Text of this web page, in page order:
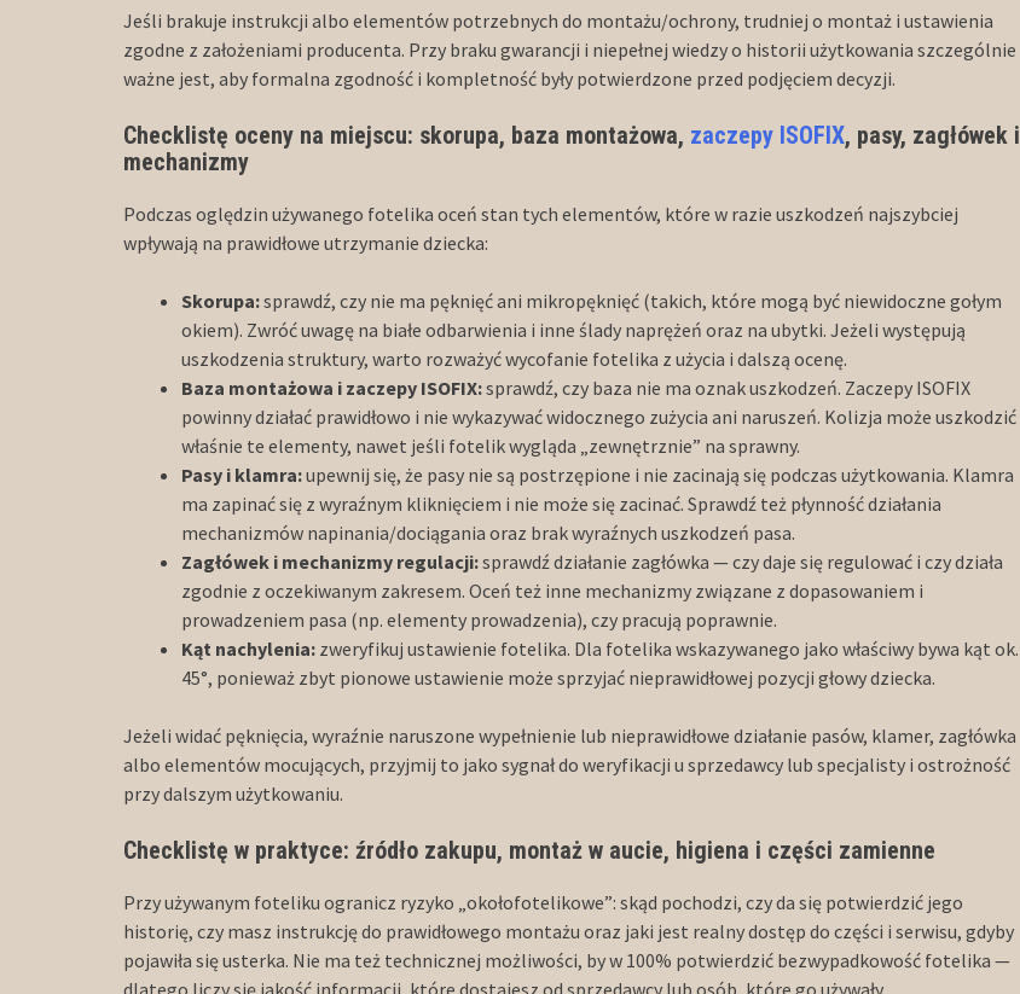
Jeśli brakuje instrukcji albo elementów potrzebnych do montażu/ochrony, trudniej o montaż i ustawienia
zgodne z założeniami producenta. Przy braku gwarancji i niepełnej wiedzy o historii użytkowania szczególnie
ważne jest, aby formalna zgodność i kompletność były potwierdzone przed podjęciem decyzji.
Checklistę oceny na miejscu: skorupa, baza montażowa, zaczepy ISOFIX, pasy, zagłówek i
mechanizmy
Podczas oględzin używanego fotelika oceń stan tych elementów, które w razie uszkodzeń najszybciej
wpływają na prawidłowe utrzymanie dziecka:
Skorupa:sprawdź, czy nie ma pęknięć ani mikropęknięć (takich, które mogą być niewidoczne gołym
okiem). Zwróć uwagę na białe odbarwienia i inne ślady naprężeń oraz na ubytki. Jeżeli występują
uszkodzenia struktury, warto rozważyć wycofanie fotelika z użycia i dalszą ocenę.
Baza montażowa i zaczepy ISOFIX:sprawdź, czy baza nie ma oznak uszkodzeń. Zaczepy ISOFIX
powinny działać prawidłowo i nie wykazywać widocznego zużycia ani naruszeń. Kolizja może uszkodzić
właśnie te elementy, nawet jeśli fotelik wygląda „zewnętrznie” na sprawny.
Pasy i klamra:upewnij się, że pasy nie są postrzępione i nie zacinają się podczas użytkowania. Klamra
ma zapinać się z wyraźnym kliknięciem i nie może się zacinać. Sprawdź też płynność działania
mechanizmów napinania/dociągania oraz brak wyraźnych uszkodzeń pasa.
Zagłówek i mechanizmy regulacji:sprawdź działanie zagłówka — czy daje się regulować i czy działa
zgodnie z oczekiwanym zakresem. Oceń też inne mechanizmy związane z dopasowaniem i
prowadzeniem pasa (np. elementy prowadzenia), czy pracują poprawnie.
Kąt nachylenia: zweryfikuj ustawienie fotelika. Dla fotelika wskazywanego jako właściwy bywa kąt ok.
45°, ponieważ zbyt pionowe ustawienie może sprzyjać nieprawidłowej pozycji głowy dziecka.
Jeżeli widać pęknięcia, wyraźnie naruszone wypełnienie lub nieprawidłowe działanie pasów, klamer, zagłówka
albo elementów mocujących, przyjmij to jako sygnał do weryfikacji u sprzedawcy lub specjalisty i ostrożność
przy dalszym użytkowaniu.
Checklistę w praktyce: źródło zakupu, montaż w aucie, higiena i części zamienne
Przy używanym foteliku ogranicz ryzyko „okołofotelikowe”: skąd pochodzi, czy da się potwierdzić jego
historię, czy masz instrukcję do prawidłowego montażu oraz jaki jest realny dostęp do części i serwisu, gdyby
pojawiła się usterka. Nie ma też technicznej możliwości, by w 100% potwierdzić bezwypadkowość fotelika —
dlatego liczy się jakość informacji, które dostajesz od sprzedawcy lub osób, które go używały.